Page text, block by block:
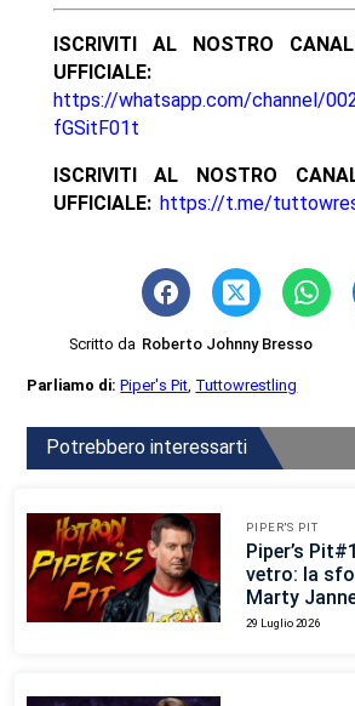
ISCRIVITI AL NOSTRO
UFFICIALE:
https://whatsapp.com/channel/
fGSitF01t
ISCRIVITI AL NOSTRO
UFFICIALE: https://t.me/
Scritto da Roberto Johnny Bresso
Parliamo di:Piper's Pit, Tuttowrestling
Potrebbero interessarti
PIPER'S PIT
Piper’s
vetro: la
Marty
29 Luglio 2026